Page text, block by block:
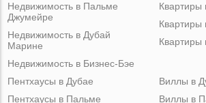
Недвижимость в Пальме
Джумейре
Недвижимость в Дубай
Марине
Недвижимость в Бизнес-Бэе
Квартиры
Квартиры
Пентхаусы в Дубае
Пентхаусы в Пальме
Виллы в
Виллы в